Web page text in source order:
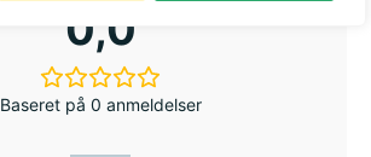
0,0
Baseret på 0 anmeldelser